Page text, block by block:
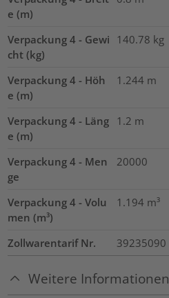
e (m)
Verpackung 4 - Gewi
cht (kg)
140.78 kg
Verpackung 4 - Höh
e (m)
1.244 m
Verpackung 4 - Läng
e (m)
1.2 m
Verpackung 4 - Men
ge
20000
Verpackung 4 - Volu
men (m³)
1.194 m³
Zollwarentarif Nr. 39235090
Weitere Informationen